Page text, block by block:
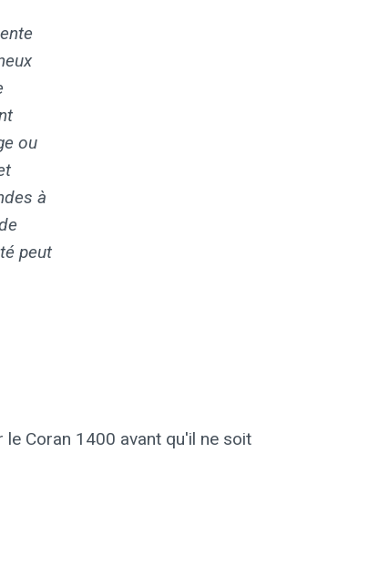
ou
à
peut
Coran 1400 avant qu'il ne soit